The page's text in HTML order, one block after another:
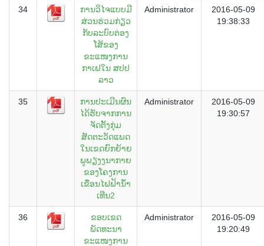
34
ການວິໄຈແບບມີ
ສ່ວນຮ່ວມກ່ຽວ
ກັບລະບົບຕ່ອງ
ໂສ້ຂອງ
ຂະແໜງການ
ກາເຟໃນ ສປປ
ລາວ
Administrator
2016-05-09
19:38:33
35
ການປະເມີນຜົນ
ໄດ້ຮັບຈາກການ
ຈັດຕັ້ງກຸ່ມ
ສັດຕະວັດແພດ
ໃນເຂດຍົກຍ້າຍ
ພູພຽງງນາກາຍ
ຂອງໂຄງການ
ເຂື່ອນໄຟຟ້ານ້ຳ
ເທີນ2
Administrator
2016-05-09
19:30:57
36
ຂອບເຂດ
ພັດທະນາ
ຂະແໜງການ
Administrator
2016-05-09
19:20:49